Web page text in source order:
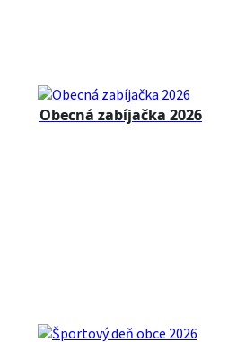
Obecná zabíjačka 2026